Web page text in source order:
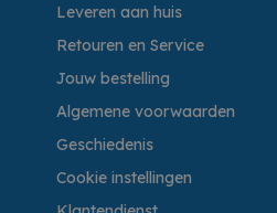
Leveren aan huis
Retouren en Service
Jouw bestelling
Algemene voorwaarden
Geschiedenis
Cookie instellingen